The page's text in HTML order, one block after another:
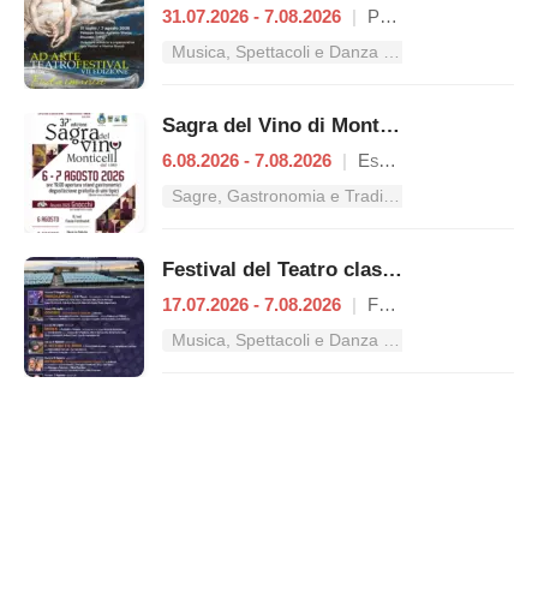
31.07.2026 - 7.08.2026 | Proceno
Sagra del Vino di Monticelli
6.08.2026 - 7.08.2026 | Esperia
Festival del Teatro classico
17.07.2026 - 7.08.2026 | Formia